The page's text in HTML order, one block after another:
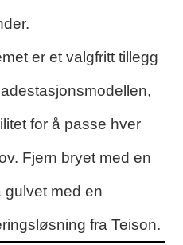
er et valgfritt tillegg
for å passe hver
Fjern bryet med en
gulvet med en
fra Teison.